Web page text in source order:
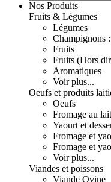
Nos Produits
Fruits & Légumes
Légumes
Champignons
Fruits
Fruits (Hors
Aromatiques
Voir plus...
Oeufs et produits
Oeufs
Fromage au
Yaourt et
Fromage et
Fromage et
Voir plus...
Viandes et poissons
Viande Ovine